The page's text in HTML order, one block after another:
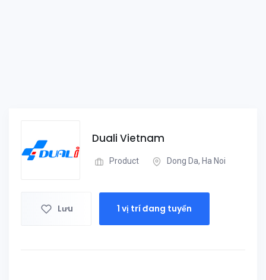
Duali Vietnam
Product Dong Da, Ha Noi
Lưu 1 vị trí đang tuyển